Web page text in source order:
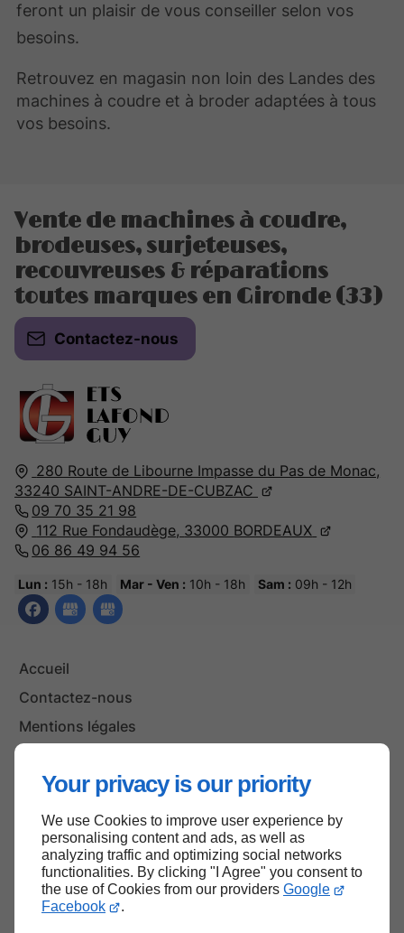
Your privacy is our priority
We use Cookies to improve user experience by
personalising content and ads, as well as
analyzing traffic and optimizing social networks
functionalities. By clicking "I Agree" you consent to
the use of Cookies from our providers Google
Facebook
.
feront un plaisir de vous conseiller selon vos
besoins.
Retrouvez en magasin non loin des Landes des
machines à coudre et à broder adaptées à tous
vos besoins.
280 Route de Libourne Impasse du Pas de Monac,
33240 SAINT-ANDRE-DE-CUBZAC
09 70 35 21 98
112 Rue Fondaudège, 33000 BORDEAUX
06 86 49 94 56
Lun : 15h - 18h Mar - Ven : 10h - 18h Sam : 09h - 12h
Accueil
Contactez-nous
Mentions légales
Vente de machines à coudre,
brodeuses, surjeteuses,
recouvreuses & réparations
toutes marques en Gironde (33)
Contactez-nous
Haut de page